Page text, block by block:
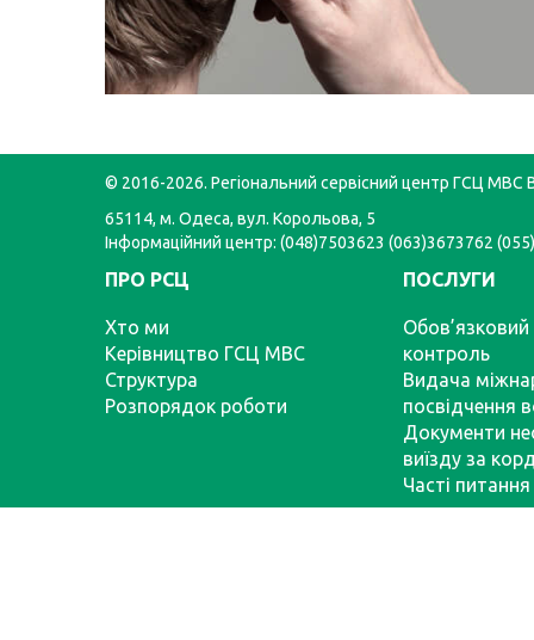
© 2016-2026. Регіональний сервісний центр ГСЦ МВС
65114, м. Одеса, вул. Корольова, 5
Інформаційний центр: (048)7503623 (063)3673762
ПРО РСЦ
Хто ми
Керівництво ГСЦ МВС
Структура
Розпорядок роботи
ПОСЛУГИ
Обов’язковий
контроль
Видача
посвідчення
Документи
виїзду за
Часті питання